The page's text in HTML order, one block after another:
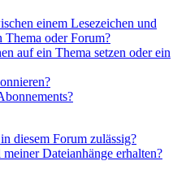
einem Lesezeichen und
Thema oder Forum?
auf ein Thema setzen oder ein
diesem Forum zulässig?
Dateianhänge erhalten?